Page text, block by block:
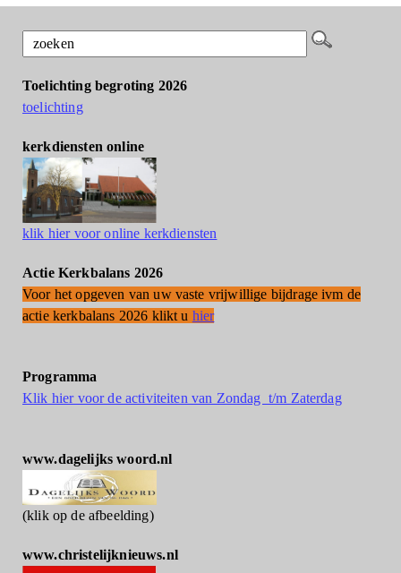
Toelichting begroting 2026
toelichting
kerkdiensten online
klik hier voor online kerkdiensten
Actie Kerkbalans 2026
Voor het opgeven van uw vaste vrijwillige bijdrage ivm de
actie kerkbalans 2026 klikt u hier
Programma
Klik hier voor de activiteiten van Zondag t/m Zaterdag
www.dagelijks woord.nl
(klik op de afbeelding)
www.christelijknieuws.nl